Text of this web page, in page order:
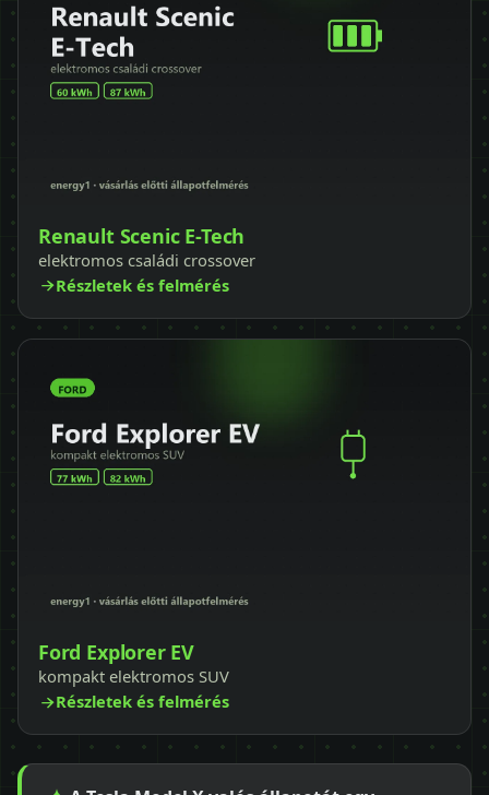
Renault Scenic E-Tech
elektromos családi crossover
Részletek és felmérés
Ford Explorer EV
kompakt elektromos SUV
Részletek és felmérés